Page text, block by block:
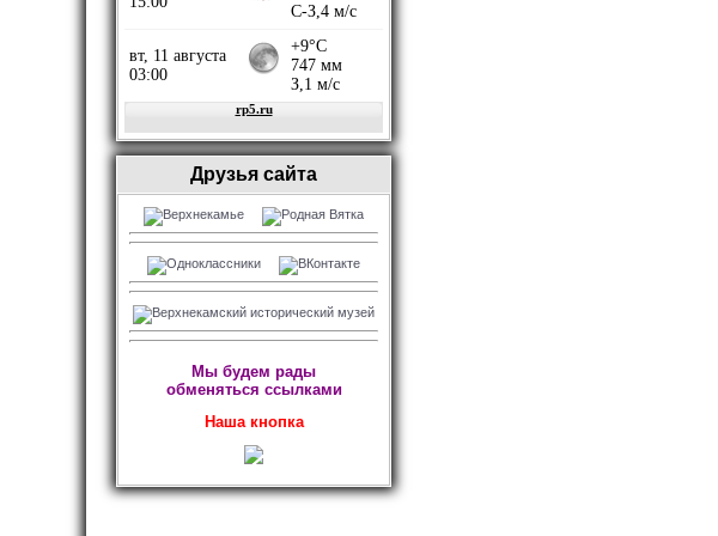
Друзья сайта
Мы будем рады
обменяться ссылками
Наша кнопка